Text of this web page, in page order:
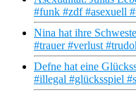
#funk #zdf #asexuell
Nina hat ihre
#trauer #verlust
Defne hat eine
#illegal #glücksspiel